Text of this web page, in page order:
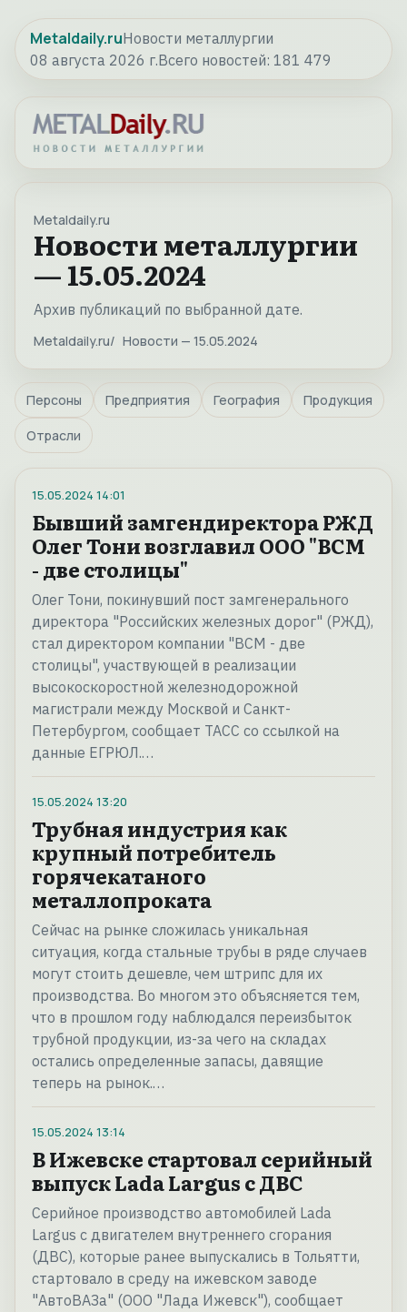
Metaldaily.ruНовости металлургии
08 августа 2026 г.Всего новостей: 181 479
Metaldaily.ru
Новости металлургии
— 15.05.2024
Архив публикаций по выбранной дате.
Metaldaily.ru Новости — 15.05.2024
Персоны Предприятия География Продукция
Отрасли
15.05.2024 14:01
Бывший замгендиректора РЖД
Олег Тони возглавил ООО "ВСМ
- две столицы"
Олег Тони, покинувший пост замгенерального
директора "Российских железных дорог" (РЖД),
стал директором компании "ВСМ - две
столицы", участвующей в реализации
высокоскоростной железнодорожной
магистрали между Москвой и Санкт-
Петербургом, сообщает ТАСС со ссылкой на
данные ЕГРЮЛ.…
15.05.2024 13:20
Трубная индустрия как
крупный потребитель
горячекатаного
металлопроката
Сейчас на рынке сложилась уникальная
ситуация, когда стальные трубы в ряде случаев
могут стоить дешевле, чем штрипс для их
производства. Во многом это объясняется тем,
что в прошлом году наблюдался переизбыток
трубной продукции, из-за чего на складах
остались определенные запасы, давящие
теперь на рынок.…
15.05.2024 13:14
В Ижевске стартовал серийный
выпуск Lada Largus с ДВС
Серийное производство автомобилей Lada
Largus с двигателем внутреннего сгорания
(ДВС), которые ранее выпускались в Тольятти,
стартовало в среду на ижевском заводе
"АвтоВАЗа" (ООО "Лада Ижевск"), сообщает